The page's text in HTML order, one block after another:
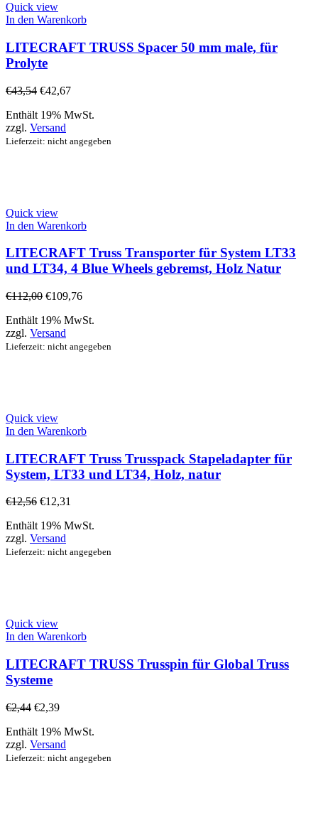
Quick view
In den Warenkorb
LITECRAFT TRUSS Spacer 50 mm male, für
Prolyte
€43,54 €42,67
Enthält 19% MwSt.
zzgl. Versand
Lieferzeit: nicht angegeben
Quick view
In den Warenkorb
LITECRAFT Truss Transporter für System LT33
und LT34, 4 Blue Wheels gebremst, Holz Natur
€112,00 €109,76
Enthält 19% MwSt.
zzgl. Versand
Lieferzeit: nicht angegeben
Quick view
In den Warenkorb
LITECRAFT Truss Trusspack Stapeladapter für
System, LT33 und LT34, Holz, natur
€12,56 €12,31
Enthält 19% MwSt.
zzgl. Versand
Lieferzeit: nicht angegeben
Quick view
In den Warenkorb
LITECRAFT TRUSS Trusspin für Global Truss
Systeme
€2,44 €2,39
Enthält 19% MwSt.
zzgl. Versand
Lieferzeit: nicht angegeben